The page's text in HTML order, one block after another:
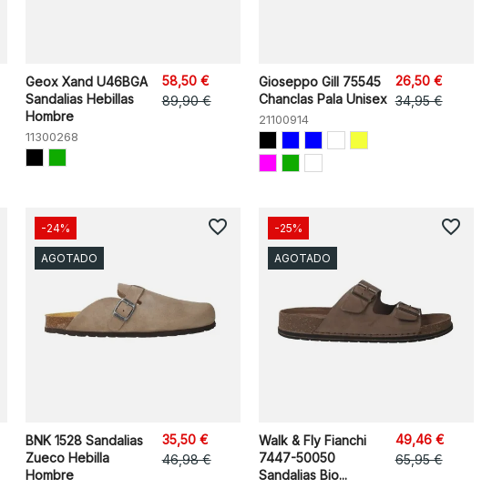
Geox Xand U46BGA
Sandalias Hebillas
Hombre
11300268
58,50 €
89,90 €
Gioseppo Gill 75545
Chanclas Pala Unisex
21100914
26,50 €
34,95 €
BNK 1528 Sandalias
Zueco Hebilla
Hombre
35,50 €
46,98 €
-24%
AGOTADO
favorite_border
Walk & Fly Fianchi
7447-50050
Sandalias Bio...
49,46 €
65,95 €
-25%
AGOTADO
favorite_border